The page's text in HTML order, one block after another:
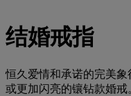
结婚戒指
恒久爱情和承诺的完美象
或更加闪亮的镶钻款婚戒